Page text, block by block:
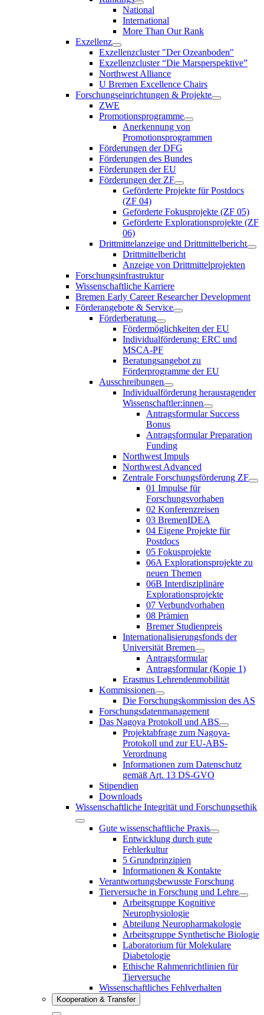
National
International
More Than Our Rank
Exzellenz
Exzellenzcluster "Der Ozeanboden"
Exzellenzcluster “Die Marsperspektive”
Northwest Alliance
U Bremen Excellence Chairs
Forschungseinrichtungen & Projekte
ZWE
Promotionsprogramme
Anerkennung von
Promotionsprogrammen
Förderungen der DFG
Förderungen des Bundes
Förderungen der EU
Förderungen der ZF
Geförderte Projekte für Postdocs
(ZF 04)
Geförderte Fokusprojekte (ZF 05)
Geförderte Explorationsprojekte (ZF
06)
Drittmittelanzeige und Drittmittelbericht
Drittmittelbericht
Anzeige von Drittmittelprojekten
Forschungsinfrastruktur
Wissenschaftliche Karriere
Bremen Early Career Researcher Development
Förderangebote & Service
Förderberatung
Fördermöglichkeiten der EU
Individualförderung: ERC und
MSCA-PF
Beratungsangebot zu
Förderprogramme der EU
Ausschreibungen
Individualförderung herausragender
Wissenschaftler:innen
Antragsformular Success
Bonus
Antragsformular Preparation
Funding
Northwest Impuls
Northwest Advanced
Zentrale Forschungsförderung ZF
01 Impulse für
Forschungsvorhaben
02 Konferenzreisen
03 BremenIDEA
04 Eigene Projekte für
Postdocs
05 Fokusprojekte
06A Explorationsprojekte zu
neuen Themen
06B Interdisziplinäre
Explorationsprojekte
07 Verbundvorhaben
08 Prämien
Bremer Studienpreis
Internationalisierungsfonds der
Universität Bremen
Antragsformular
Antragsformular (Kopie 1)
Erasmus Lehrendenmobilität
Kommissionen
Die Forschungskommission des AS
Forschungsdatenmanagement
Das Nagoya Protokoll und ABS
Projektabfrage zum Nagoya-
Protokoll und zur EU-ABS-
Verordnung
Informationen zum Datenschutz
gemäß Art. 13 DS-GVO
Stipendien
Downloads
Wissenschaftliche Integrität und Forschungsethik
Gute wissenschaftliche Praxis
Entwicklung durch gute
Fehlerkultur
5 Grundprinzipien
Informationen & Kontakte
Verantwortungsbewusste Forschung
Tierversuche in Forschung und Lehre
Arbeitsgruppe Kognitive
Neurophysiologie
Abteilung Neuropharmakologie
Arbeitsgruppe Synthetische Biologie
Laboratorium für Molekulare
Diabetologie
Ethische Rahmenrichtlinien für
Tierversuche
Wissenschaftliches Fehlverhalten
Kooperation & Transfer